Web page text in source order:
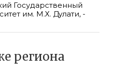
Государственный
им. М.Х. Дулати, -
региона